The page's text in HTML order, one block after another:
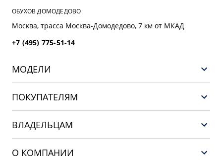
ОБУХОВ ДОМОДЕДОВО
Москва, трасса Mосква-Домодедово, 7 км от МКАД
+7 (495) 775-51-14
МОДЕЛИ
CITYRAY
ATLAS
OKAVANGO
ПОКУПАТЕЛЯМ
ВЛАДЕЛЬЦАМ
О КОМПАНИИ